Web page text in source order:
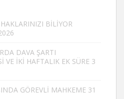
BİLİYOR
DAVA ŞARTI
VE İKİ HAFTALIK EK SÜRE 3
GÖREVLİ MAHKEME 31